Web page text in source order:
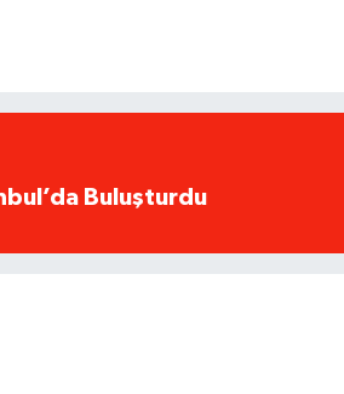
Buluşturdu